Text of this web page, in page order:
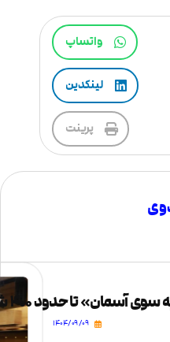
واتساپ
لینکدین
پرینت
تا حدود ۴۰۰ شهر و شهرستان کشور
۱۴۰۴/۰۹/۰۹